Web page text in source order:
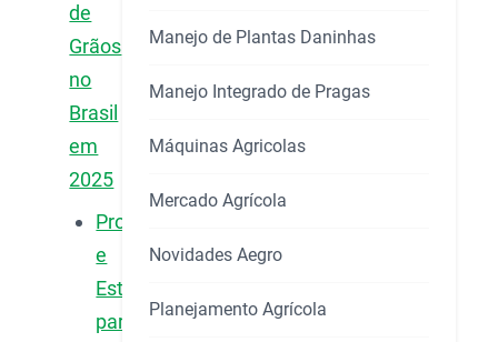
de
Grãos
no
Brasil
em
2025
Projeções
e
Estimativas
para
Manejo de Plantas Daninhas
Manejo Integrado de Pragas
Máquinas Agricolas
Mercado Agrícola
Novidades Aegro
Planejamento Agrícola